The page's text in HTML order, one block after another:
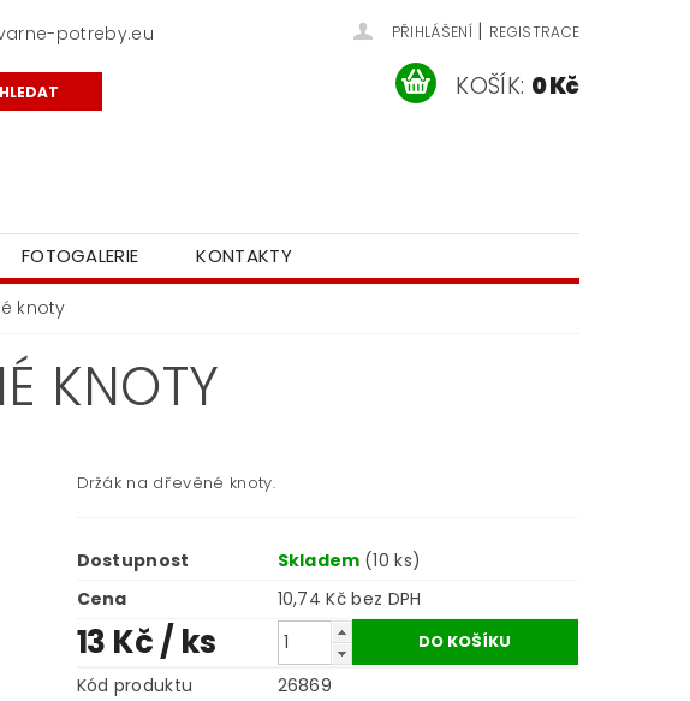
potreby.eu PŘIHLÁŠENÍ | REGISTRACE
KOŠÍK: 0 Kč
FOTOGALERIE KONTAKTY
knoty
KNOTY
Držák na dřevěné knoty.
Dostupnost Skladem (10 ks)
Cena
10,74 Kč bez DPH
13 Kč/ ks
Kód produktu
26869